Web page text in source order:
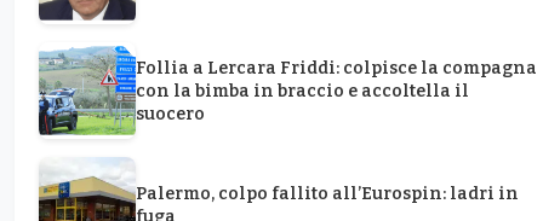
Follia a Lercara Friddi: colpisce la compagna
con la bimba in braccio e accoltella il
suocero
Palermo, colpo fallito all’Eurospin: ladri in